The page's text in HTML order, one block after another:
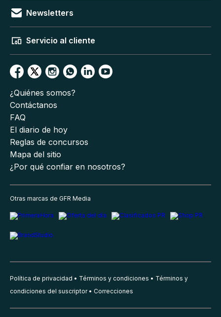
Newsletters
Servicio al cliente
¿Quiénes somos?
Contáctanos
FAQ
El diario de hoy
Reglas de concursos
Mapa del sitio
¿Por qué confiar en nosotros?
Otras marcas de GFR Media
Política de privacidad Términos y condiciones
Términos y
condiciones del suscriptor
Correcciones